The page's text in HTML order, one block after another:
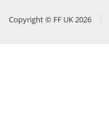
Copyright © FF UK 2026